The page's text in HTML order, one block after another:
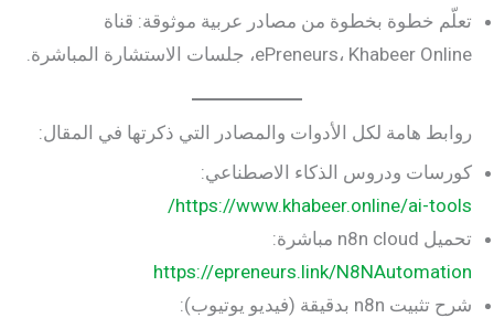
تعلّم خطوة بخطوة من مصادر عربية موثوقة: قناة
ePreneurs، Khabeer Online، جلسات الاستشارة المباشرة.
روابط هامة لكل الأدوات والمصادر التي ذكرتها في المقال:
كورسات ودروس الذكاء الاصطناعي:
https://www.khabeer.online/ai-tools/
تحميل n8n cloud مباشرة:
https://epreneurs.link/N8NAutomation
شرح تثبيت n8n بدقيقة (فيديو يوتيوب):